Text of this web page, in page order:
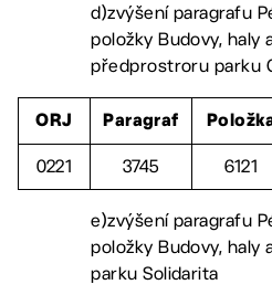
d)zvýšení paragrafu
položky Budovy, haly
předprostroru parku
ORJ Paragraf
0221 3745 6121
e)zvýšení paragrafu
položky Budovy, haly
parku Solidarita